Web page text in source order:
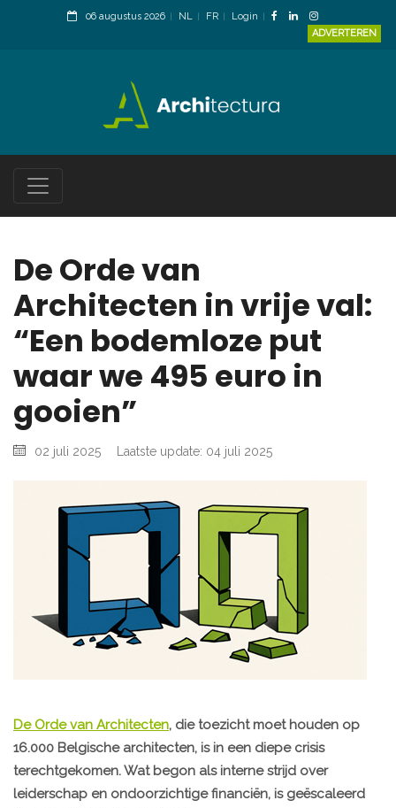
06 augustus 2026 NL FR
Login
ADVERTEREN
De Orde van
Architecten in vrije val:
“Een bodemloze put
waar we 495 euro in
gooien”
02 juli 2025 Laatste update: 04 juli 2025
De Orde van Architecten, die toezicht moet houden op
16.000 Belgische architecten, is in een diepe crisis
terechtgekomen. Wat begon als interne strijd over
leiderschap en ondoorzichtige financiën, is geëscaleerd